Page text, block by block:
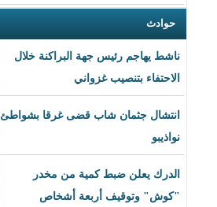
حوادث
ناشط يهاجم رئيس جهة البراكنة خلال
الاحتفاء بتنصيب غزواني
انتشال جثمان شاب قضى غرقا بشواطئ
نواذيبو
الدرك يعلن ضبط كمية من مخدر
"كوش" وتوقيف أربعة أشخاص